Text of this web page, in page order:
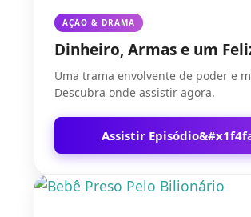
AÇÃO & DRAMA
Dinheiro, Armas e um
Uma trama envolvente de poder e
Descubra onde assistir agora.
Assistir Episódio